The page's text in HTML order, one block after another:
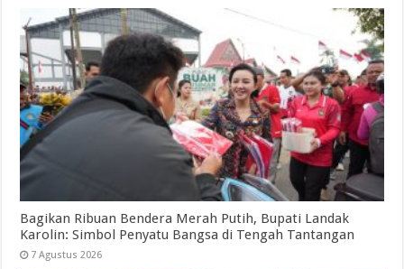
Bagikan Ribuan Bendera Merah Putih, Bupati Landak
Karolin: Simbol Penyatu Bangsa di Tengah Tantangan
7 Agustus 2026